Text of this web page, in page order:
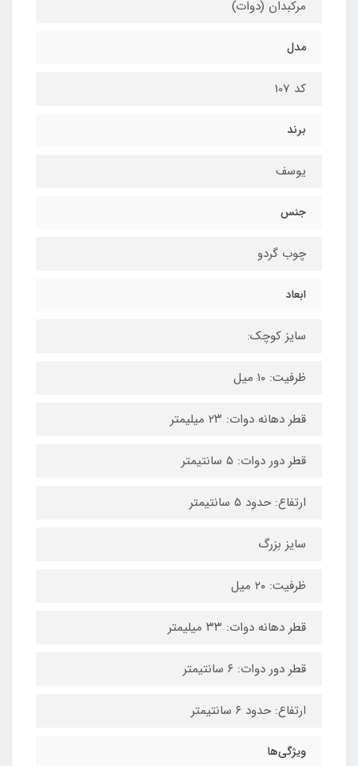
مرکبدان (دوات)
مدل
کد 107
برند
یوسف
جنس
چوب گردو
ابعاد
سایز کوچک:
ظرفیت: ۱۰ میل
قطر دهانه دوات: ۲۳ میلیمتر
قطر دور دوات: ۵ سانتیمتر
ارتفاع: حدود ۵ سانتیمتر
سایز بزرگ
ظرفیت: ۲۰ میل
قطر دهانه دوات: ۳۳ میلیمتر
قطر دور دوات: ۶ سانتیمتر
ارتفاع: حدود ۶ سانتیمتر
ویژگی‌ها